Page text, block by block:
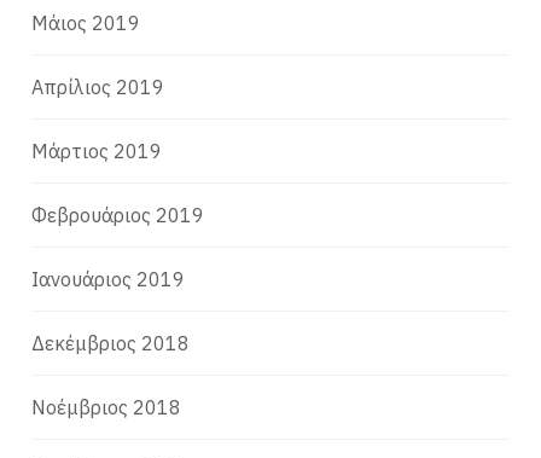
Μάιος 2019
Απρίλιος 2019
Μάρτιος 2019
Φεβρουάριος 2019
Ιανουάριος 2019
Δεκέμβριος 2018
Νοέμβριος 2018